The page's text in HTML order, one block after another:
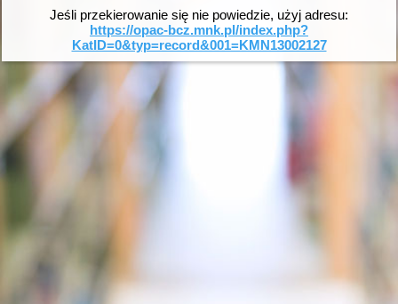
Jeśli przekierowanie się nie powiedzie, użyj adresu:
https://opac-bcz.mnk.pl/index.php?
KatID=0&typ=record&001=KMN13002127